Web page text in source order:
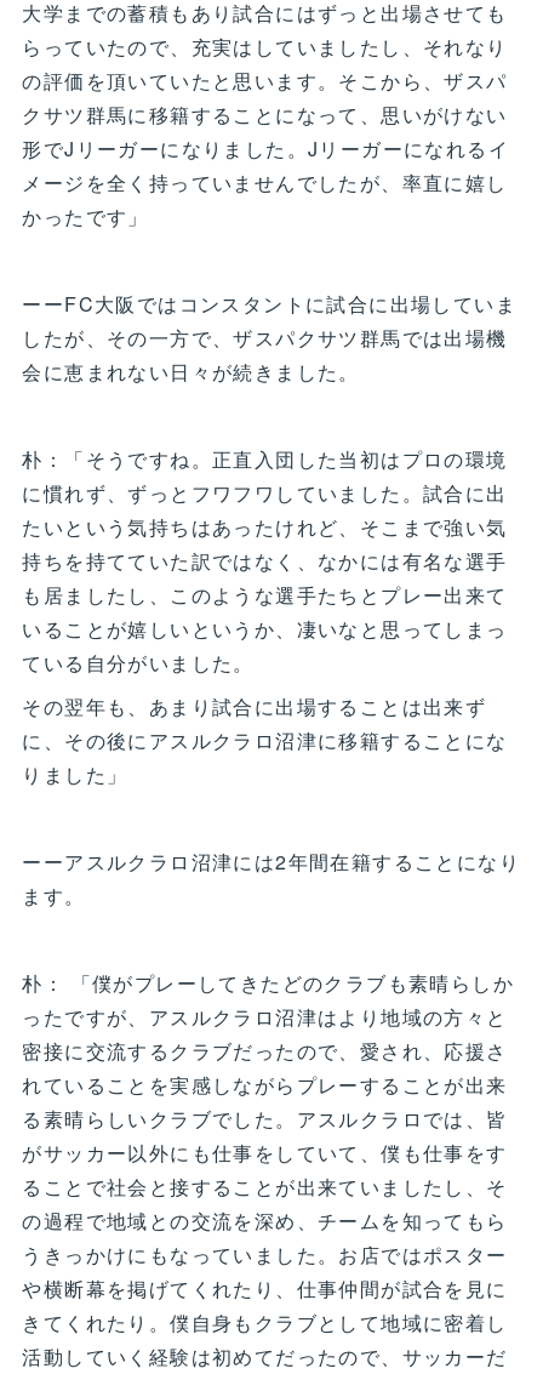
大学までの蓄積もあり試合にはずっと出場させても
らっていたので、充実はしていましたし、それなり
の評価を頂いていたと思います。そこから、ザスパ
クサツ群馬に移籍することになって、思いがけない
形でJリーガーになりました。Jリーガーになれるイ
メージを全く持っていませんでしたが、率直に嬉し
かったです」
ーーFC大阪ではコンスタントに試合に出場していま
したが、その一方で、ザスパクサツ群馬では出場機
会に恵まれない日々が続きました。
朴：「そうですね。正直入団した当初はプロの環境
に慣れず、ずっとフワフワしていました。試合に出
たいという気持ちはあったけれど、そこまで強い気
持ちを持てていた訳ではなく、なかには有名な選手
も居ましたし、このような選手たちとプレー出来て
いることが嬉しいというか、凄いなと思ってしまっ
ている自分がいました。
その翌年も、あまり試合に出場することは出来ず
に、その後にアスルクラロ沼津に移籍することにな
りました」
ーーアスルクラロ沼津には2年間在籍することになり
ます。
朴： 「僕がプレーしてきたどのクラブも素晴らしか
ったですが、アスルクラロ沼津はより地域の方々と
密接に交流するクラブだったので、愛され、応援さ
れていることを実感しながらプレーすることが出来
る素晴らしいクラブでした。アスルクラロでは、皆
がサッカー以外にも仕事をしていて、僕も仕事をす
ることで社会と接することが出来ていましたし、そ
の過程で地域との交流を深め、チームを知ってもら
うきっかけにもなっていました。お店ではポスター
や横断幕を掲げてくれたり、仕事仲間が試合を見に
きてくれたり。僕自身もクラブとして地域に密着し
活動していく経験は初めてだったので、サッカーだ